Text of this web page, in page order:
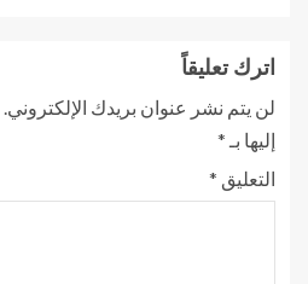
اترك تعليقاً
لن يتم نشر عنوان بريدك الإلكتروني.
إليها بـ *
التعليق *